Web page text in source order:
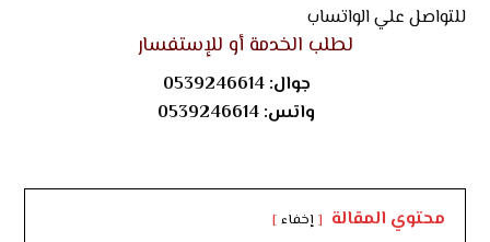
للتواصل علي الواتساب
لطلب الخدمة أو للإستفسار
جوال:0539246614
واتس: 0539246614
محتوي المقالة إخفاء